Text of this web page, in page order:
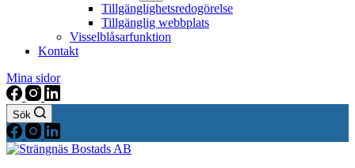
Tillgänglighetsredogörelse
Tillgänglig webbplats
Visselblåsarfunktion
Kontakt
Mina sidor
Sök